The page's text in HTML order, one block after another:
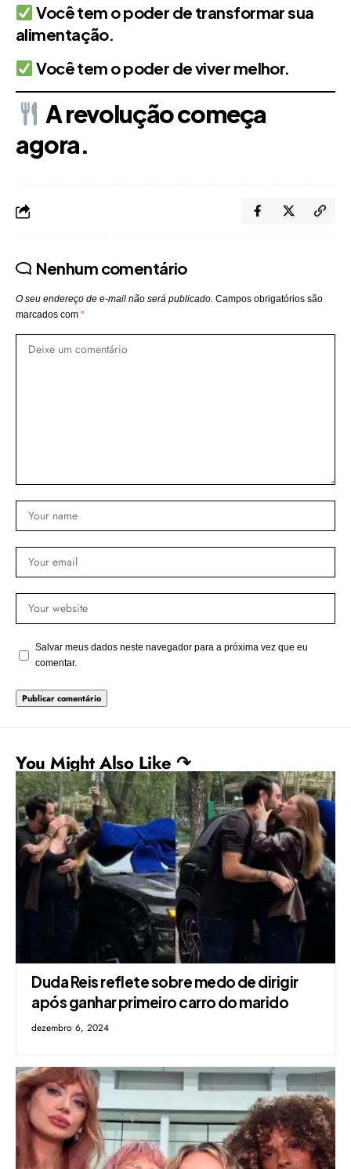
Você tem o poder de transformar sua
alimentação.
Você tem o poder de viver melhor.
A revolução começa
agora.
Nenhum comentário
O seu endereço de e-mail não será publicado. Campos obrigatórios são
marcados com *
Salvar meus dados neste navegador para a próxima vez que eu
comentar.
You Might Also Like ↷
Duda Reis reflete sobre medo de dirigir
após ganhar primeiro carro do marido
dezembro 6, 2024